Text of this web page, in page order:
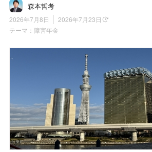
森本哲考
2026年7月8日
2026年7月23日
テーマ： 障害年金